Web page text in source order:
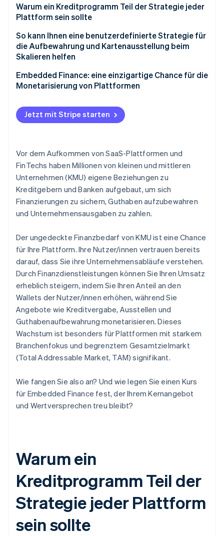
Betrugsprävention
Atlas
Climate
CO₂-Entnahme
Online-Identitätsprüfung
Jetzt ansehen
Ecosystem
Stripe App-Marktplatz
Warum ein Kreditprogramm Teil der Strategie jeder
Plattform sein sollte
Die Chance
Die Strategie
So kann Ihnen eine benutzerdefinierte Strategie für
die Aufbewahrung und Kartenausstellung beim
Skalieren helfen
Embedded Finance gezielt in Ihre Produktstrategie
integrieren
Wachsende Akzeptanz mit Ihrer
Markteinführungsstrategie
Embedded Finance: eine einzigartige Chance für die
Monetarisierung von Plattformen
Jetzt mit Stripe starten
Vor dem Aufkommen von SaaS-Plattformen und
FinTechs haben Millionen von kleinen und mittleren
Unternehmen (KMU) eigene Beziehungen zu
Kreditgebern und Banken aufgebaut, um sich
Finanzierungen zu sichern, Guthaben aufzubewahren
und Unternehmensausgaben zu zahlen.
Der ungedeckte Finanzbedarf von KMU ist eine Chance
für Ihre Plattform. Ihre Nutzer/innen vertrauen bereits
darauf, dass Sie ihre Unternehmensabläufe verstehen.
Durch Finanzdienstleistungen können Sie Ihren Umsatz
erheblich steigern, indem Sie Ihren Anteil an den
Wallets der Nutzer/innen erhöhen, während Sie
Angebote wie Kreditvergabe, Ausstellen und
Guthabenaufbewahrung monetarisieren. Dieses
Wachstum ist besonders für Plattformen mit starkem
Branchenfokus und begrenztem Gesamtzielmarkt
(Total Addressable Market, TAM) signifikant.
Wie fangen Sie also an? Und wie legen Sie einen Kurs
für Embedded Finance fest, der Ihrem Kernangebot
und Wertversprechen treu bleibt?
Warum ein
Kreditprogramm Teil der
Strategie jeder Plattform
sein sollte